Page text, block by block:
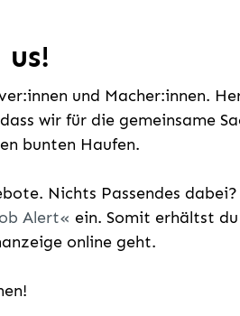
und Macher:innen.
wir für die gemeinsame
bunten Haufen.
Nichts Passendes
Alert
ein. Somit erhältst
online geht.